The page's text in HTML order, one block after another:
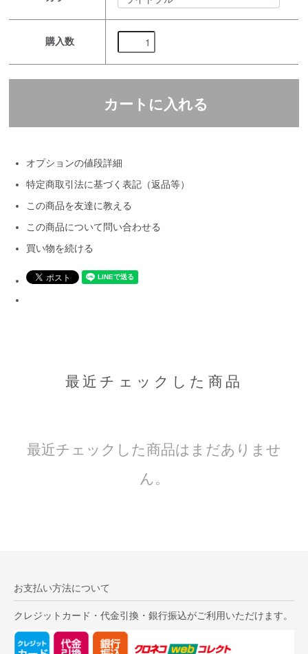
購入数
オプションの値段詳細
特定商取引法に基づく表記（返品等）
この商品を友達に教える
この商品について問い合わせる
買い物を続ける
最近チェックした商品
最近チェックした商品はまだありませ
ん。
お支払い方法について
クレジットカード・代金引換・銀行振込がご利用いただけます。